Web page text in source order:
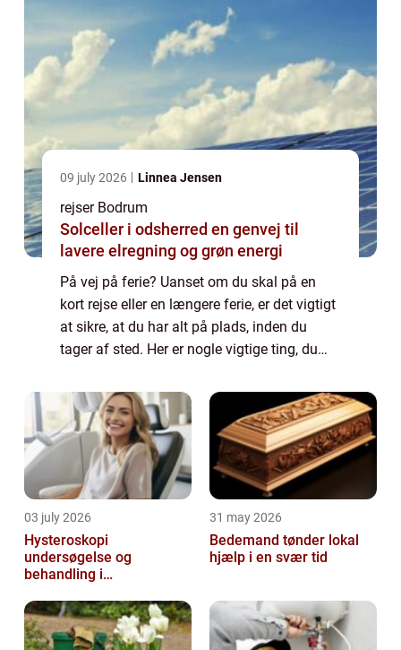
09 july 2026 Linnea Jensen
rejser Bodrum
Solceller i odsherred en genvej til
lavere elregning og grøn energi
På vej på ferie? Uanset om du skal på en
kort rejse eller en længere ferie, er det vigtigt
at sikre, at du har alt på plads, inden du
tager af sted. Her er nogle vigtige ting, du
der kræves vaccinatio...
03 july 2026
Hysteroskopi
undersøgelse og
behandling i
31 may 2026
Bedemand tønder lokal
hjælp i en svær tid